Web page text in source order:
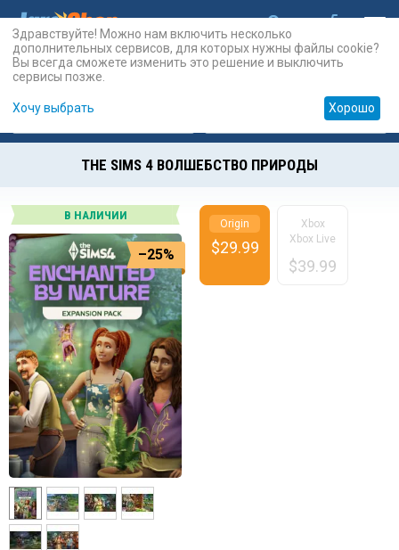
Карты Prepaid
THE SIMS 4 ВОЛШЕБСТВО ПРИРОДЫ
В НАЛИЧИИ
–25%
Origin
$29.99
Xbox
Xbox Live
$39.99
Здравствуйте! Можно нам включить несколько
дополнительных сервисов, для которых нужны файлы cookie?
Вы всегда сможете изменить это решение и выключить
сервисы позже.
Хочу выбрать Хорошо